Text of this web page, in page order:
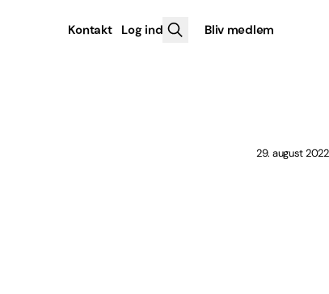
Kontakt Log ind Bliv medlem
29. august 2022